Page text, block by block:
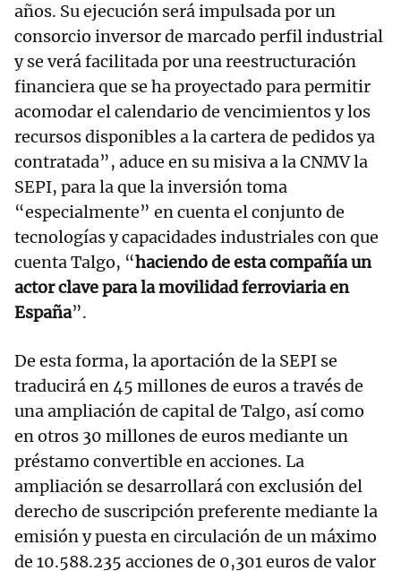
años. Su ejecución será impulsada por un
consorcio inversor de marcado perfil industrial
y se verá facilitada por una reestructuración
financiera que se ha proyectado para permitir
acomodar el calendario de vencimientos y los
recursos disponibles a la cartera de pedidos ya
contratada”, aduce en su misiva a la CNMV la
SEPI, para la que la inversión toma
“especialmente” en cuenta el conjunto de
tecnologías y capacidades industriales con que
cuenta Talgo, “haciendo de esta compañía un
actor clave para la movilidad ferroviaria en
España”.
De esta forma, la aportación de la SEPI se
traducirá en 45 millones de euros a través de
una ampliación de capital de Talgo, así como
en otros 30 millones de euros mediante un
préstamo convertible en acciones. La
ampliación se desarrollará con exclusión del
derecho de suscripción preferente mediante la
emisión y puesta en circulación de un máximo
de 10.588.235 acciones de 0,301 euros de valor